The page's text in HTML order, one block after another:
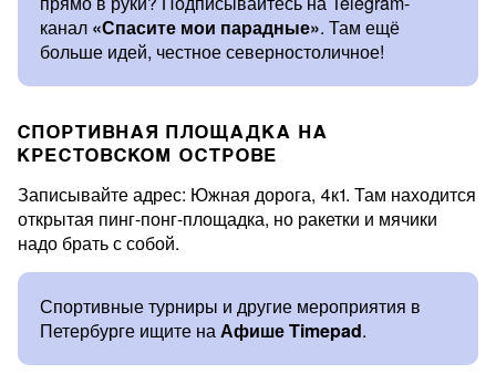
канал «Спасите мои парадные». Там ещё
больше идей, честное северностоличное!
СПОРТИВНАЯ ПЛОЩАДКА НА
КРЕСТОВСКОМ ОСТРОВЕ
Записывайте адрес: Южная дорога, 4к1. Там находится
открытая пинг-понг-площадка, но ракетки и мячики
надо брать с собой.
Спортивные турниры и другие мероприятия в
Петербурге ищите наАфише Timepad.